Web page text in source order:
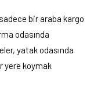
bir araba kargo
odasında
yatak odasında
yere koymak